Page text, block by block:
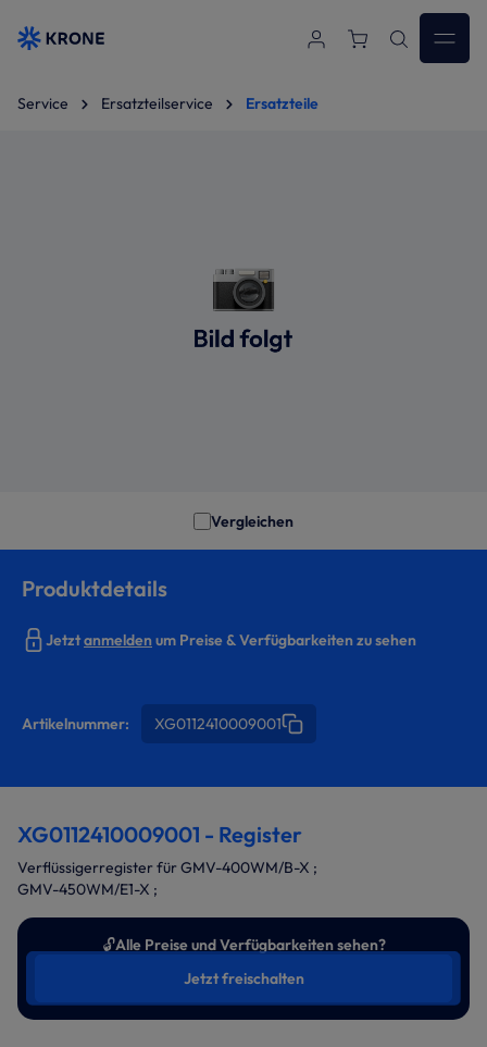
Zum Hauptinhalt springen
Service Ersatzteilservice Ersatzteile
Vergleichen
Produktdetails
Jetztanmeldenum Preise & Verfügbarkeiten zu sehen
Artikelnummer: XG0112410009001
XG0112410009001 - Register
Verflüssigerregister für GMV-400WM/B-X ;
GMV-450WM/E1-X ;
🔓Alle Preise und Verfügbarkeiten sehen?
Jetzt freischalten